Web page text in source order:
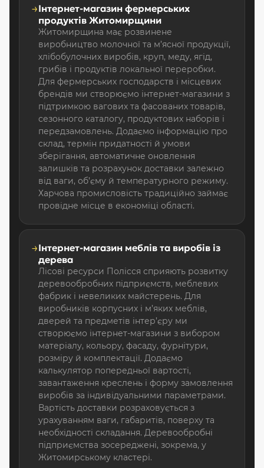
→Інтернет-магазин фермерських
продуктів Житомирщини
Житомирщина має розвинене
виробництво молочної та м’ясної продукції,
хлібобулочних виробів, круп, меду, ягід,
грибів і продуктів локальної переробки.
Для фермерських господарств і місцевих
брендів ми створюємо інтернет-магазини з
підтримкою вагових та фасованих товарів,
сезонного каталогу, продуктових наборів і
передзамовлень. Додаємо інформацію про
склад, термін придатності й умови
зберігання, автоматичне оновлення
залишків та розрахунок доставки залежно
від ваги, об’єму й температурного режиму.
Харчова промисловість традиційно займає
провідне місце в економіці області.
→Інтернет-магазин меблів та виробів із
дерева
Лісові ресурси Полісся сприяють розвитку
деревообробних підприємств, меблевих
фабрик і невеликих майстерень. Для
виробників корпусних і м’яких меблів,
дверей та предметів інтер’єру ми
створюємо інтернет-магазини з вибором
матеріалу, кольору, фасаду, фурнітури,
розміру й комплектації. Додаємо
калькулятор попередньої вартості,
завантаження креслень і форму замовлення
виробів за індивідуальними параметрами.
Вартість доставки розраховується з
урахуванням ваги, габаритів, поверху та
необхідності складання. Деревообробні
підприємства зосереджені, зокрема, у
Житомирському кластері.